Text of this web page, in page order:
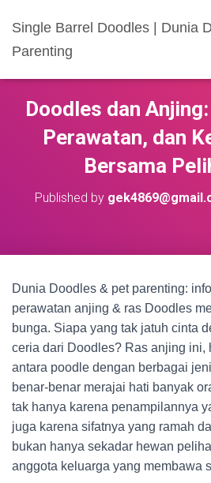
Single Barrel Doodles | Dunia
Parenting
Doodles dan
Perawatan, dan
Bersama
Published by
Dunia Doodles & pet parenting:
perawatan anjing & ras Doodles
bunga. Siapa yang tak jatuh cinta
ceria dari Doodles? Ras anjing ini,
antara poodle dengan berbagai
benar-benar merajai hati banyak
tak hanya karena penampilannya
juga karena sifatnya yang ramah
bukan hanya sekadar hewan
anggota keluarga yang membawa